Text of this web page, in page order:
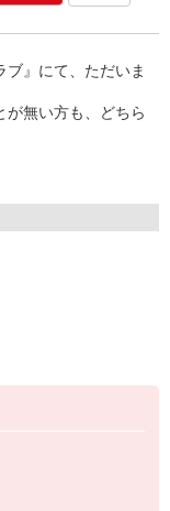
』にて、ただいま
が無い方も、どちら
のびと働いてみま
。